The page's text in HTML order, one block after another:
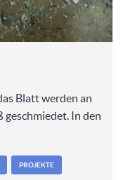
Blatt werden an
geschmiedet. In den
PROJEKTE